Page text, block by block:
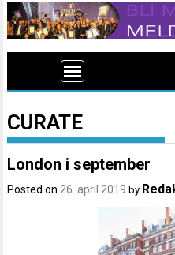
CURATE
London i september
Posted on26. april 2019 by